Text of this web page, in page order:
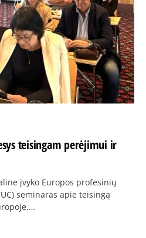
teisingam perėjimui ir
įvyko Europos profesinių
seminaras apie teisingą